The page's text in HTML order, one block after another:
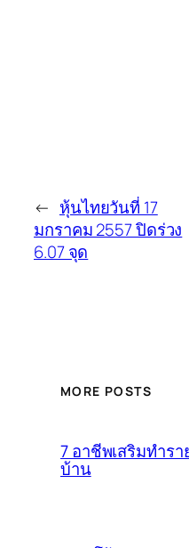
← หุ้นไทยวันที่ 17
มกราคม 2557 ปิดร่วง
6.07 จุด
MORE POSTS
7 อาชีพเสริมทำรา
บ้าน